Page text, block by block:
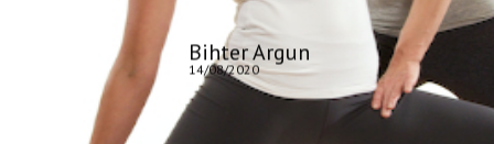
Bihter Argun
14/08/2020